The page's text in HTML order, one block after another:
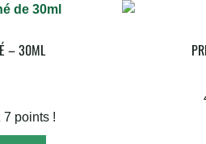
– 30ML
7 points !